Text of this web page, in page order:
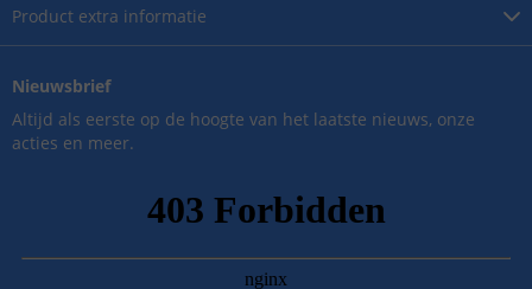
Product extra informatie
Nieuwsbrief
Altijd als eerste op de hoogte van het laatste nieuws, onze
acties en meer.